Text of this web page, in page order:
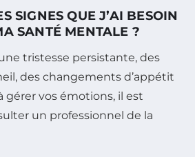
SIGNES QUE J’AI BESOIN
SANTÉ MENTALE ?
tristesse persistante, des
des changements d’appétit
gérer vos émotions, il est
un professionnel de la